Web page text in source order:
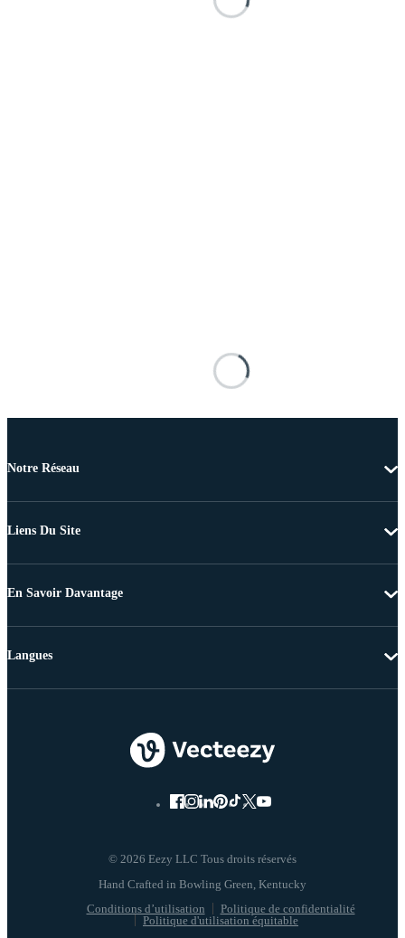
Notre Réseau
Liens Du Site
En Savoir Davantage
© 2026 Eezy LLC Tous droits réservés
Conditions d’utilisation
Politique de confidentialité
Politique d'utilisation équitable
Langues